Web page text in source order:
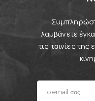
λαμβάνετε
τις ταινίες